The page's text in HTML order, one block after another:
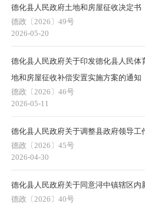
德化县人民政府土地和房屋征收决定书
德政〔2026〕49号
2026-05-20
德化县人民政府关于印发德化县人民体
地和房屋征收补偿安置实施方案的通知
德政〔2026〕46号
2026-05-11
德化县人民政府关于调整县政府领导工
德政〔2026〕45号
2026-04-30
德化县人民政府关于同意浔中镇辖区内
德政〔2026〕40号